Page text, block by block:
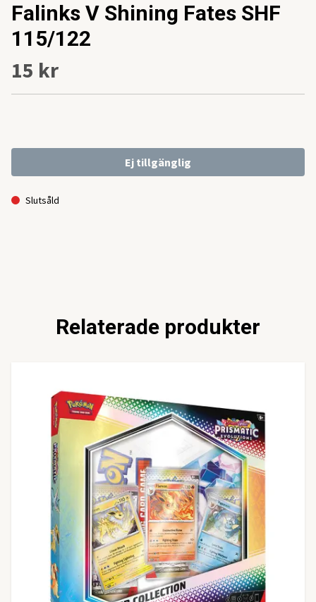
Falinks V Shining Fates SHF
115/122
15 kr
Ej tillgänglig
Slutsåld
Relaterade produkter